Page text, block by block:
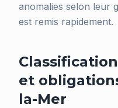
anomalies selon leur
est remis rapidement.
et
la-Mer